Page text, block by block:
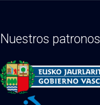
Nuestros patronos